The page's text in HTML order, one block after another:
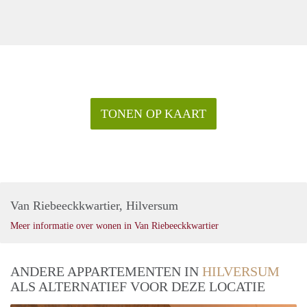
TONEN OP KAART
Van Riebeeckkwartier, Hilversum
Meer informatie over wonen in Van Riebeeckkwartier
ANDERE APPARTEMENTEN IN HILVERSUM
ALS ALTERNATIEF VOOR DEZE LOCATIE